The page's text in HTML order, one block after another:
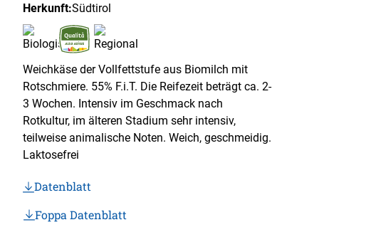
Herkunft:Südtirol
Weichkäse der Vollfettstufe aus Biomilch mit
Rotschmiere. 55% F.i.T. Die Reifezeit beträgt ca. 2-
3 Wochen. Intensiv im Geschmack nach
Rotkultur, im älteren Stadium sehr intensiv,
teilweise animalische Noten. Weich, geschmeidig.
Laktosefrei
Datenblatt
Foppa Datenblatt